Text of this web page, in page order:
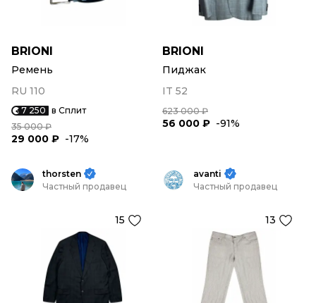
BRIONI
Ремень
RU 110
7 250 в Сплит
35 000 ₽
29 000 ₽ -17%
BRIONI
Пиджак
IT 52
623 000 ₽
56 000 ₽ -91%
thorsten
Частный продавец
15
avanti
Частный продавец
13